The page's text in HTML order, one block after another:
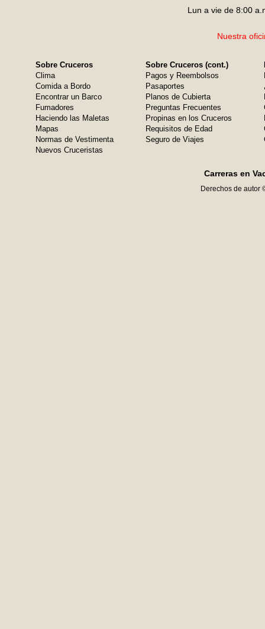
Lun a vie de 8:00
Nuestra
Sobre Cruceros
Clima
Comida a Bordo
Encontrar un Barco
Fumadores
Haciendo las Maletas
Mapas
Normas de Vestimenta
Nuevos Cruceristas
Sobre Cruceros (cont.)
Pagos y Reembolsos
Pasaportes
Planos de Cubierta
Preguntas Frecuentes
Propinas en los Cruceros
Requisitos de Edad
Seguro de Viajes
Carreras en
Derechos de autor